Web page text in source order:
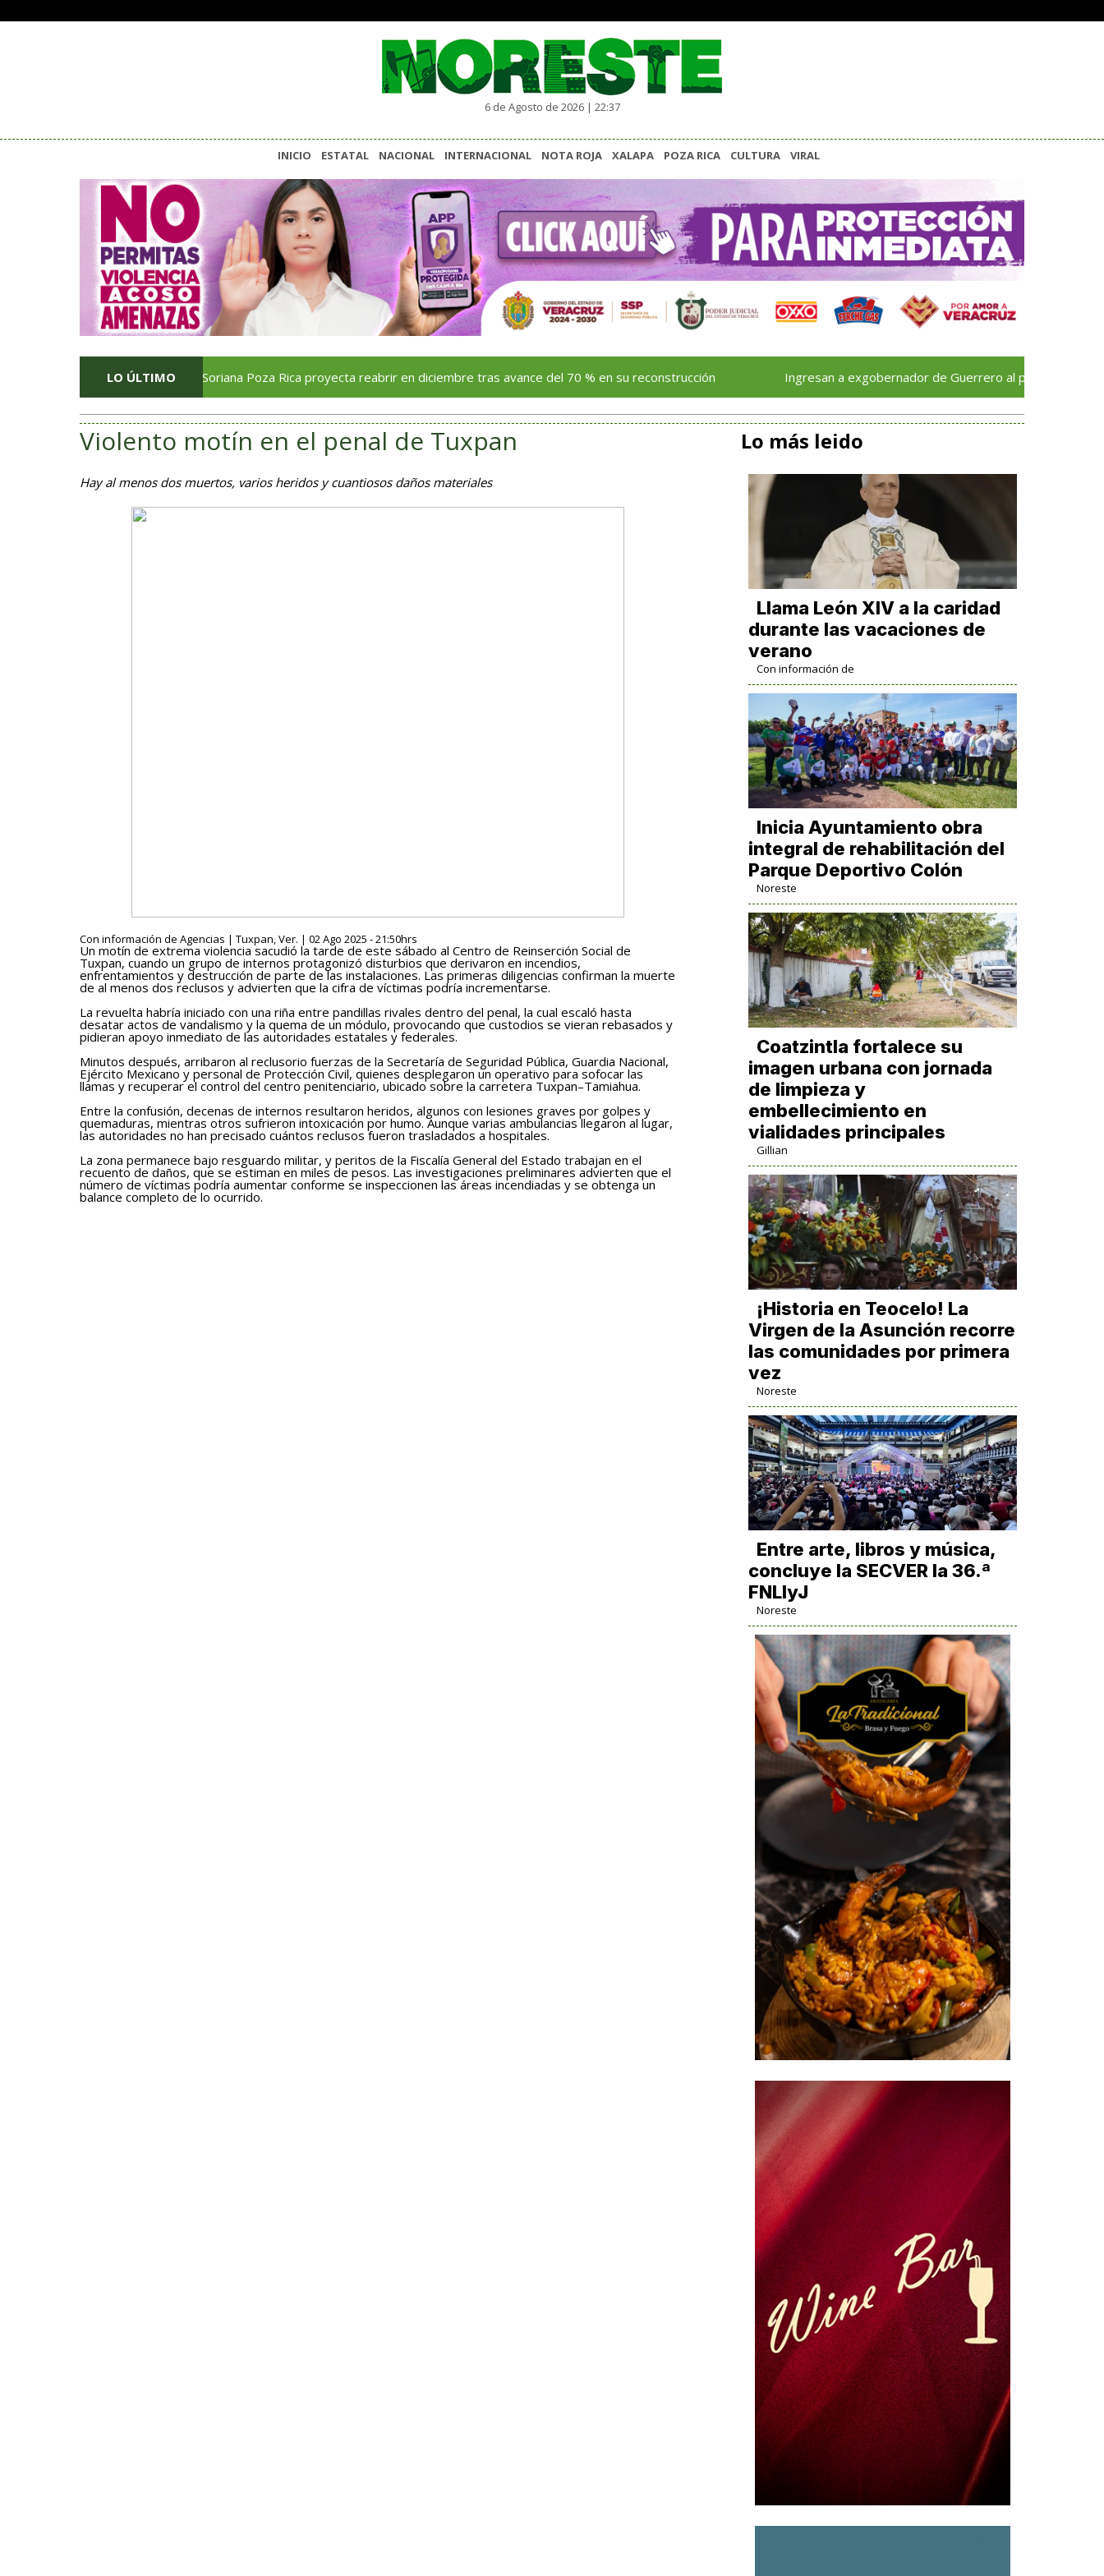
6 de Agosto de 2026 | 22:37
INICIO ESTATAL NACIONAL INTERNACIONAL NOTA ROJA XALAPA POZA RICA CULTURA VIRAL
LO ÚLTIMOSoriana Poza Rica proyecta reabrir en diciembre tras avance del 70 % en su reconstrucción Ingresan a exgobernador de Guerrero al penal del Altiplano por el
Violento motín en el penal de Tuxpan
Hay al menos dos muertos, varios heridos y cuantiosos daños materiales
Con información de Agencias | Tuxpan, Ver. | 02 Ago 2025 - 21:50hrs
Un motín de extrema violencia sacudió la tarde de este sábado al Centro de Reinserción Social de
Tuxpan, cuando un grupo de internos protagonizó disturbios que derivaron en incendios,
enfrentamientos y destrucción de parte de las instalaciones. Las primeras diligencias confirman la muerte
de al menos dos reclusos y advierten que la cifra de víctimas podría incrementarse.
La revuelta habría iniciado con una riña entre pandillas rivales dentro del penal, la cual escaló hasta
desatar actos de vandalismo y la quema de un módulo, provocando que custodios se vieran rebasados y
pidieran apoyo inmediato de las autoridades estatales y federales.
Minutos después, arribaron al reclusorio fuerzas de la Secretaría de Seguridad Pública, Guardia Nacional,
Ejército Mexicano y personal de Protección Civil, quienes desplegaron un operativo para sofocar las
llamas y recuperar el control del centro penitenciario, ubicado sobre la carretera Tuxpan–Tamiahua.
Entre la confusión, decenas de internos resultaron heridos, algunos con lesiones graves por golpes y
quemaduras, mientras otros sufrieron intoxicación por humo. Aunque varias ambulancias llegaron al lugar,
las autoridades no han precisado cuántos reclusos fueron trasladados a hospitales.
La zona permanece bajo resguardo militar, y peritos de la Fiscalía General del Estado trabajan en el
recuento de daños, que se estiman en miles de pesos. Las investigaciones preliminares advierten que el
número de víctimas podría aumentar conforme se inspeccionen las áreas incendiadas y se obtenga un
balance completo de lo ocurrido.
Lo más leido
Llama León XIV a la caridad
durante las vacaciones de
verano
Con información de
Inicia Ayuntamiento obra
integral de rehabilitación del
Parque Deportivo Colón
Noreste
Coatzintla fortalece su
imagen urbana con jornada
de limpieza y
embellecimiento en
vialidades principales
Gillian
​¡Historia en Teocelo! La
Virgen de la Asunción recorre
las comunidades por primera
vez
Noreste
Entre arte, libros y música,
concluye la SECVER la 36.ª
FNLIyJ
Noreste